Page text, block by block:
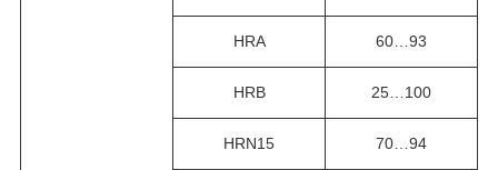
HRA 60…93
HRB 25…100
HRN15 70…94